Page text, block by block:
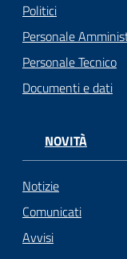
Politici
Personale
Personale Tecnico
Documenti e dati
NOVITÀ
Notizie
Comunicati
Avvisi